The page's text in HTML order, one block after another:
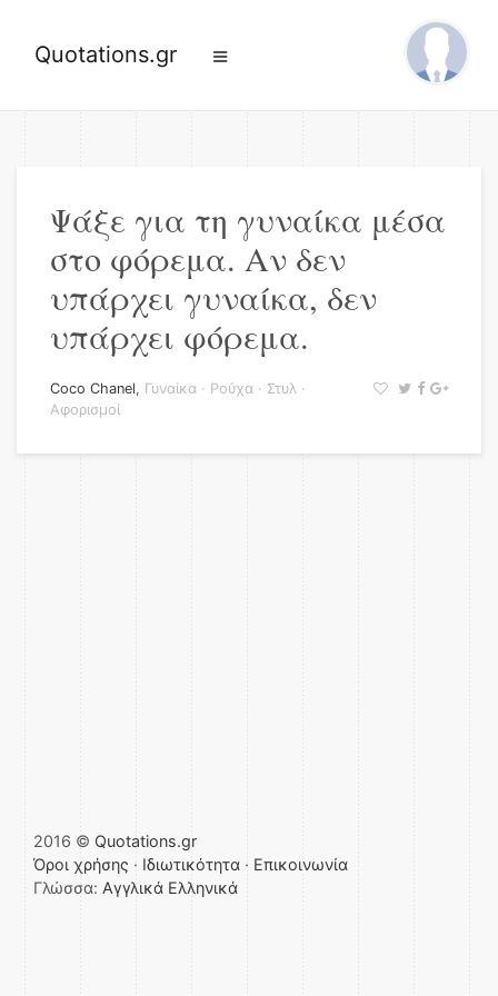
Quotations.gr
Ψάξε για τη γυναίκα μέσα
στο φόρεμα. Αν δεν
υπάρχει γυναίκα, δεν
υπάρχει φόρεμα.
Coco Chanel, Γυναίκα · Ρούχα · Στυλ ·
Αφορισμοί
2016 © Quotations.gr
Όροι χρήσης · Ιδιωτικότητα · Επικοινωνία
Γλώσσα: Αγγλικά Ελληνικά